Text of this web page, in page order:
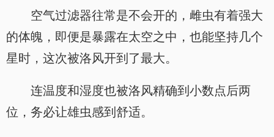
空气过滤器往常是不会开的，雌虫有着强大
的体魄，即便是暴露在太空之中，也能坚持几个
星时，这次被洛风开到了最大。
连温度和湿度也被洛风精确到小数点后两
位，务必让雄虫感到舒适。